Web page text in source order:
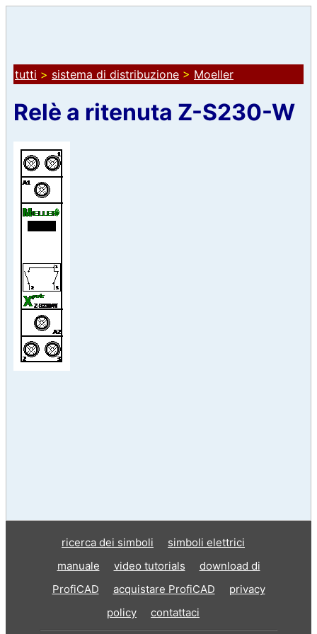
tutti > sistema di distribuzione > Moeller
Relè a ritenuta Z-S230-W
ricerca dei simboli
simboli elettrici
manuale
video tutorials
download di
ProfiCAD
acquistare ProfiCAD
privacy
policy
contattaci